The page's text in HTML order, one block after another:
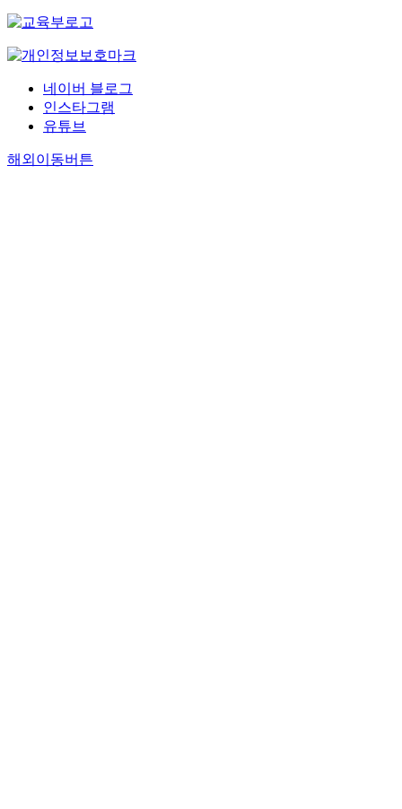
네이버 블로그
인스타그램
유튜브
해외이동버튼